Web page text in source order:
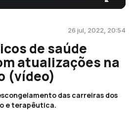
26 jul, 2022, 20:54
de saúde
atualizações na
(vídeo)
das carreiras dos
e terapêutica.